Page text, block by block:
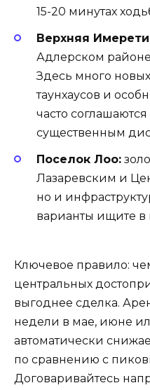
15-20 минутах
Верхняя
Адлерском
Здесь много
таунхаусов и
часто
существенным
Поселок Лоо:
Лазаревским и
но и
варианты ищите в
Ключевое правило:
центральных
выгоднее сделка.
недели в мае, июне
автоматически
по сравнению с
Договаривайтесь